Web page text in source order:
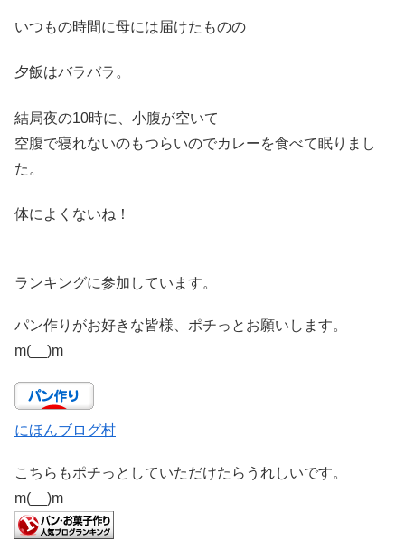
いつもの時間に母には届けたものの
夕飯はバラバラ。
結局夜の10時に、小腹が空いて
空腹で寝れないのもつらいのでカレーを食べて眠りまし
た。
体によくないね！
ランキングに参加しています。
パン作りがお好きな皆様、ポチっとお願いします。
m(__)m
にほんブログ村
こちらもポチっとしていただけたらうれしいです。
m(__)m